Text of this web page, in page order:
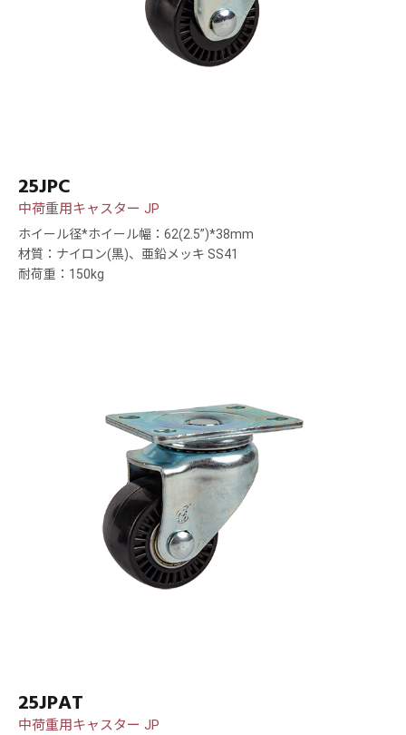
25JPC
中荷重用キャスター JP
ホイール径*ホイール幅：62(2.5”)*38mm
材質：ナイロン(黒)、亜鉛メッキ SS41
耐荷重：150kg
25JPAT
中荷重用キャスター JP